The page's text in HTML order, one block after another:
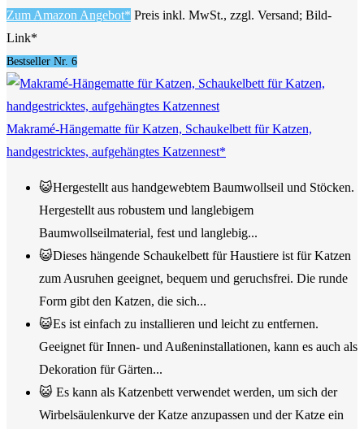
Zum Amazon Angebot* Preis inkl. MwSt., zzgl. Versand; Bild-
Link*
Bestseller Nr. 6
Makramé-Hängematte für Katzen, Schaukelbett für Katzen,
handgestricktes, aufgehängtes Katzennest*
😺Hergestellt aus handgewebtem Baumwollseil und Stöcken.
Hergestellt aus robustem und langlebigem
Baumwollseilmaterial, fest und langlebig...
😺Dieses hängende Schaukelbett für Haustiere ist für Katzen
zum Ausruhen geeignet, bequem und geruchsfrei. Die runde
Form gibt den Katzen, die sich...
😺Es ist einfach zu installieren und leicht zu entfernen.
Geeignet für Innen- und Außeninstallationen, kann es auch als
Dekoration für Gärten...
😺 Es kann als Katzenbett verwendet werden, um sich der
Wirbelsäulenkurve der Katze anzupassen und der Katze ein